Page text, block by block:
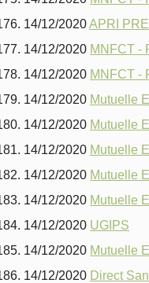
14/12/2020APRI
14/12/2020 MNFCT -
14/12/2020 MNFCT -
14/12/2020 Mutuelle
14/12/2020 Mutuelle
14/12/2020 Mutuelle
14/12/2020 Mutuelle
14/12/2020 Mutuelle
14/12/2020 UGIPS
14/12/2020 Mutuelle
14/12/2020 Direct